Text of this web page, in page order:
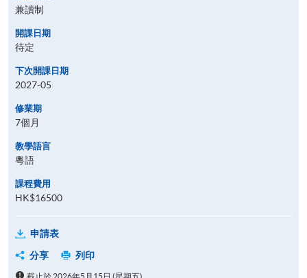
兼讀制
開課日期
待定
下次開課日期
2027-05
修業期
7個月
教學語言
粵語
課程費用
HK$16500
申請表
分享
列印
截止於 2026年5月15日 (星期五)